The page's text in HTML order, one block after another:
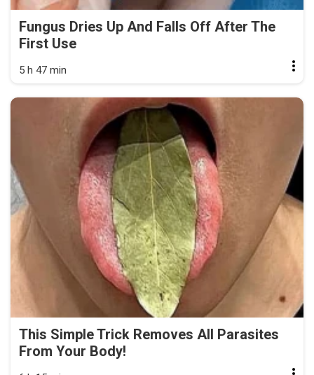
Fungus Dries Up And Falls Off After The
First Use
5 h 47 min
This Simple Trick Removes All Parasites
From Your Body!